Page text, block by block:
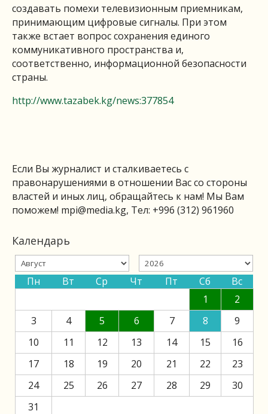
создавать помехи телевизионным приемникам,
принимающим цифровые сигналы. При этом
также встает вопрос сохранения единого
коммуникативного пространства и,
соответственно, информационной безопасности
страны.
http://www.tazabek.kg/news:377854
Если Вы журналист и сталкиваетесь с
правонарушениями в отношении Вас со стороны
властей и иных лиц, обращайтесь к нам! Мы Вам
поможем! mpi@media.kg, Тел: +996 (312) 961960
Календарь
Пн Вт Ср Чт Пт Сб
Вс
1
2
3
4 5 6 7 8
9
10
11 12 13 14 15
16
17
18 19 20 21 22
23
24
25 26 27 28 29
30
31